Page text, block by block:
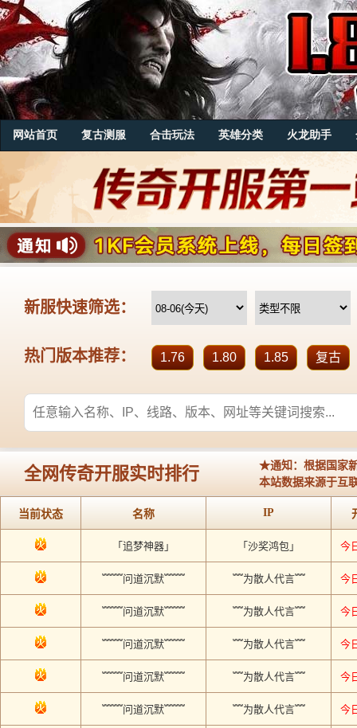
网站首页 复古测服 合击玩法 英雄分类 火龙助手